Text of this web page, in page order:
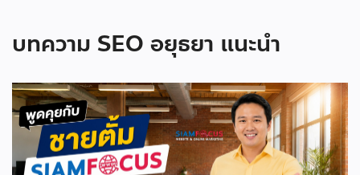
บทความ SEO อยุธยา แนะนำ